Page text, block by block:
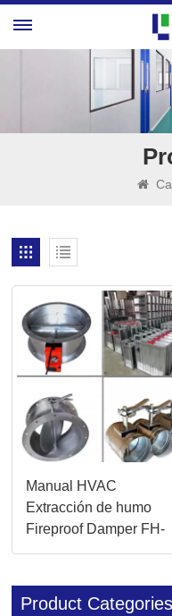
Manual HVAC
Extracción de humo
Fireproof Damper FH-
70
Product Categories